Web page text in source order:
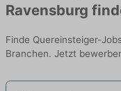
Ravensburg
Finde Quereinsteiger-
Branchen. Jetzt